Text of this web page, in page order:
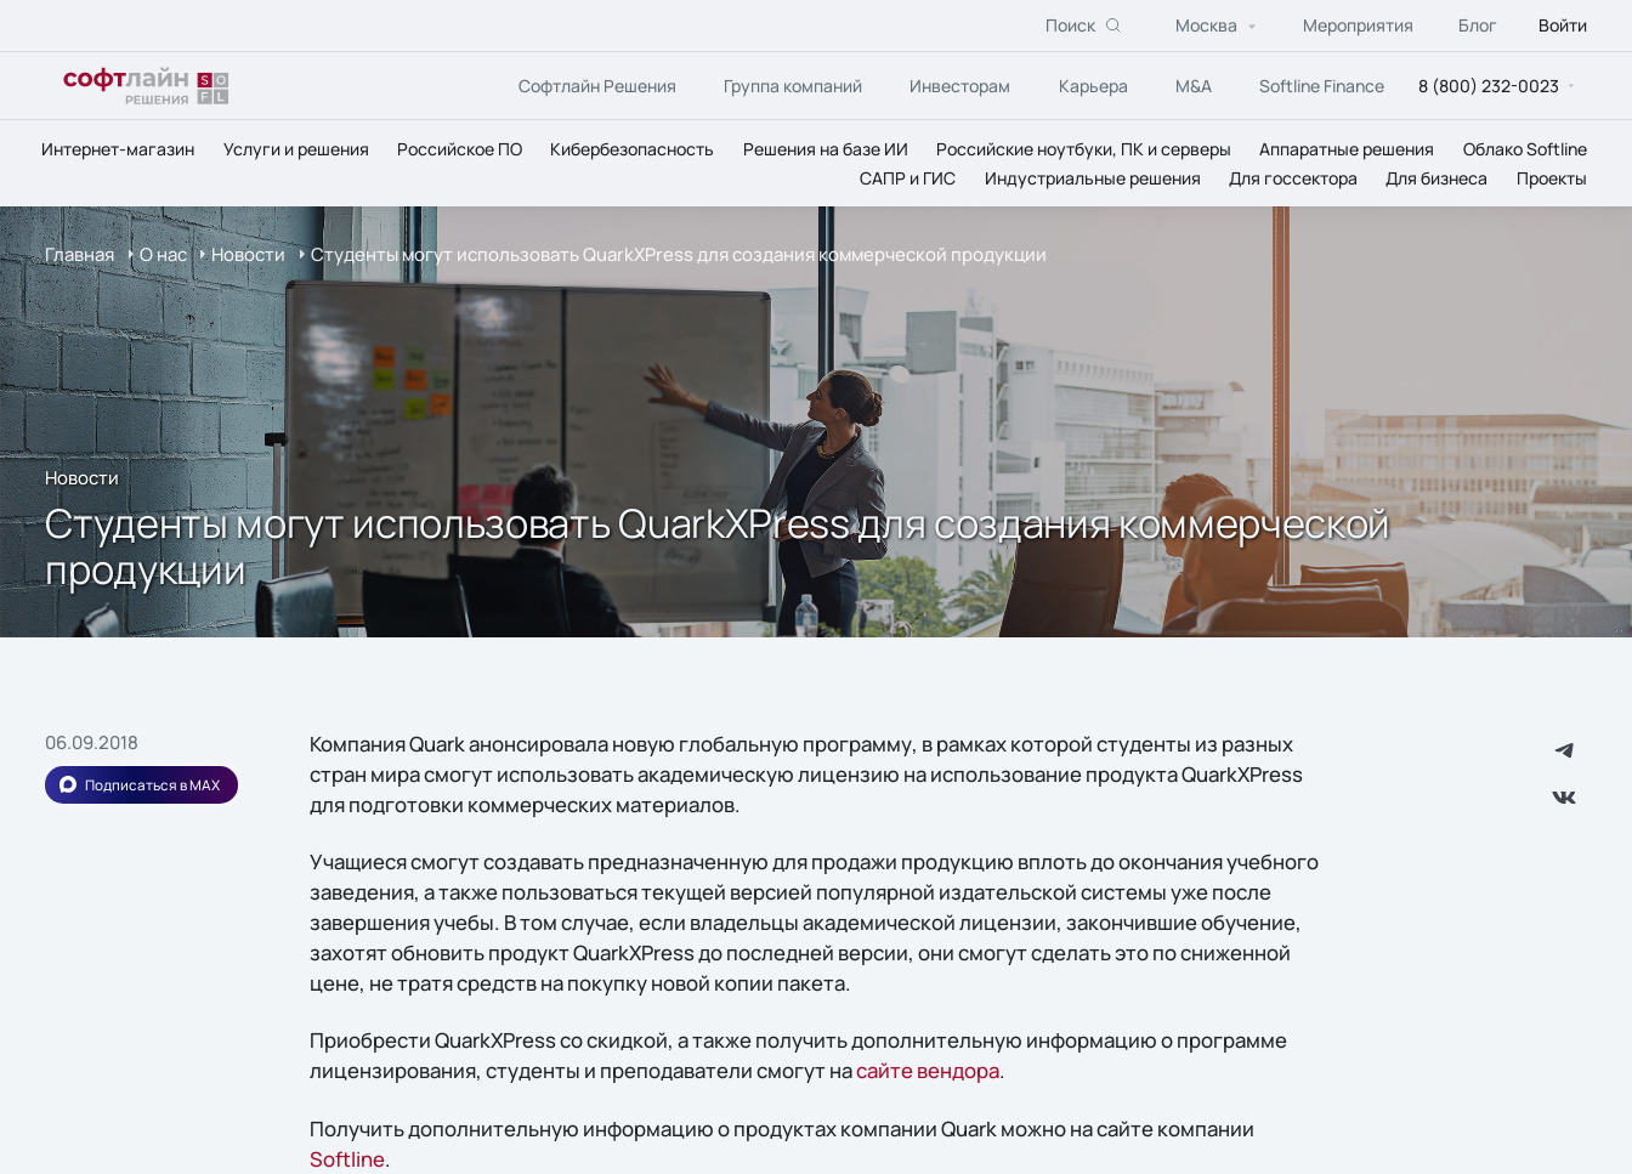
Поиск Москва Мероприятия Блог Войти
Софтлайн Решения Группа компаний Инвесторам Карьера M&A Softline Finance 8 (800) 232-0023
Интернет-магазин Услуги и решения Российское ПО Кибербезопасность Решения на базе ИИ Российские ноутбуки, ПК и серверы Аппаратные решения
Облако Softline
САПР и ГИС
Индустриальные решения Для госсектора Для бизнеса Проекты
Главная О нас Новости Cтуденты могут использовать QuarkXPress для создания коммерческой продукции
Новости
Cтуденты могут использовать QuarkXPress для создания коммерческой
продукции
06.09.2018
Подписаться в MAX
Компания Quark анонсировала новую глобальную программу, в рамках которой студенты из разных
стран мира смогут использовать академическую лицензию на использование продукта QuarkXPress
для подготовки коммерческих материалов.
Учащиеся смогут создавать предназначенную для продажи продукцию вплоть до окончания учебного
заведения, а также пользоваться текущей версией популярной издательской системы уже после
завершения учебы. В том случае, если владельцы академической лицензии, закончившие обучение,
захотят обновить продукт QuarkXPress до последней версии, они смогут сделать это по сниженной
цене, не тратя средств на покупку новой копии пакета.
Приобрести QuarkXPress со скидкой, а также получить дополнительную информацию о программе
лицензирования, студенты и преподаватели смогут насайте вендора.
Получить дополнительную информацию о продуктах компании Quark можно на сайте компании
Softline.